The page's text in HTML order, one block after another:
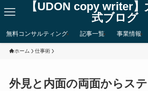
【UDON copy writer
式ブログ
無料コンサルティング 記事一覧 事業情報
ホーム 仕事術
外見と内面の両面からス